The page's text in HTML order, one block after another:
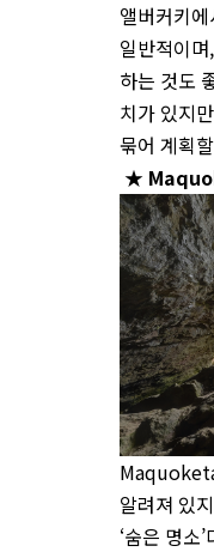
앨버커키
일반적이
하는 것도
치가 있지
묶어 계획
★
알려져 있
‘숨은 명소